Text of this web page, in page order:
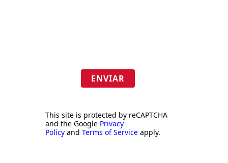
ENVIAR
This site is protected by reCAPTCHA
and the Google Privacy
Policy and Terms of Service apply.